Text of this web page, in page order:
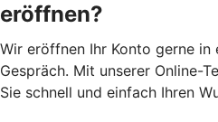
eröffnen?
Wir eröffnen Ihr Konto gerne in
Gespräch. Mit unserer Online-
Sie schnell und einfach Ihren